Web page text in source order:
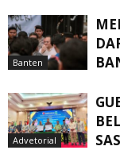
Banten
Advetorial